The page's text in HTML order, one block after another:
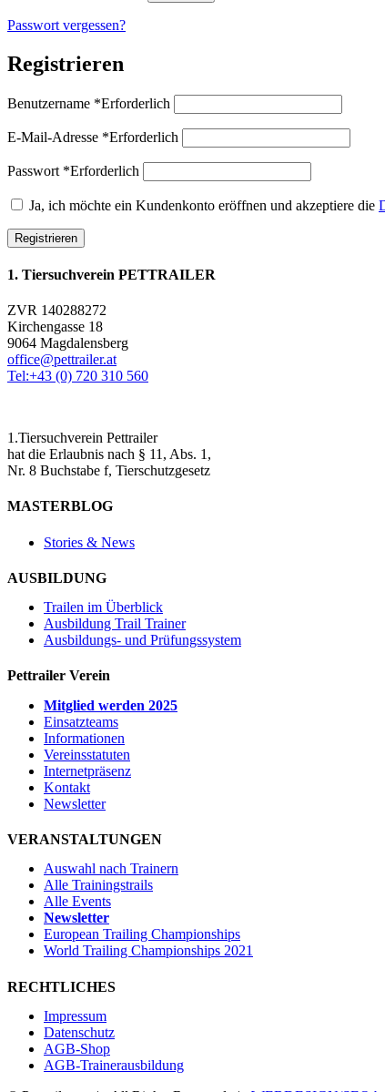
Passwort vergessen?
Registrieren
Benutzername *Erforderlich
E-Mail-Adresse *Erforderlich
Passwort *Erforderlich
Ja, ich möchte ein Kundenkonto eröffnen und akzeptiere die
Registrieren
1. Tiersuchverein PETTRAILER
ZVR 140288272
Kirchengasse 18
9064 Magdalensberg
office@pettrailer.at
Tel:+43 (0) 720 310 560
1.Tiersuchverein Pettrailer
hat die Erlaubnis nach § 11, Abs. 1,
Nr. 8 Buchstabe f, Tierschutzgesetz
MASTERBLOG
Stories & News
AUSBILDUNG
Trailen im Überblick
Ausbildung Trail Trainer
Ausbildungs- und Prüfungssystem
Pettrailer Verein
Mitglied werden 2025
Einsatzteams
Informationen
Vereinsstatuten
Internetpräsenz
Kontakt
Newsletter
VERANSTALTUNGEN
Auswahl nach Trainern
Alle Trainingstrails
Alle Events
Newsletter
European Trailing Championships
World Trailing Championships 2021
RECHTLICHES
Impressum
Datenschutz
AGB-Shop
AGB-Trainerausbildung